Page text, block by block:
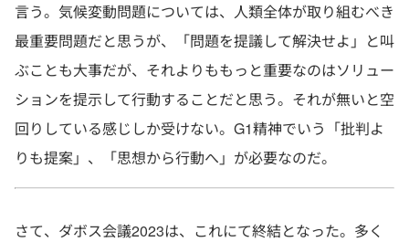
言う。気候変動問題については、人類全体が取り組むべき
最重要問題だと思うが、「問題を提議して解決せよ」と叫
ぶことも大事だが、それよりももっと重要なのはソリュー
ションを提示して行動することだと思う。それが無いと空
回りしている感じしか受けない。G1精神でいう「批判よ
りも提案」、「思想から行動へ」が必要なのだ。
さて、ダボス会議2023は、これにて終結となった。多く